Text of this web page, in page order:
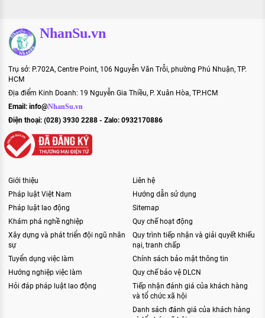
NhanSu.vn
Trụ sở: P.702A, Centre Point, 106 Nguyễn Văn Trỗi, phường Phú Nhuận, TP.
HCM
Địa điểm Kinh Doanh: 19 Nguyễn Gia Thiều, P. Xuân Hòa, TP.HCM
Email: info@NhanSu.vn
Điện thoại: (028) 3930 2288 - Zalo: 0932170886
Giới thiệu
Pháp luật Việt Nam
Pháp luật lao động
Khám phá nghề nghiệp
Xây dựng và phát triển đội ngũ nhân
sự
Tuyển dụng việc làm
Hướng nghiệp việc làm
Hỏi đáp pháp luật lao động
Liên hệ
Hướng dẫn sử dụng
Sitemap
Quy chế hoạt động
Quy trình tiếp nhận và giải quyết khiếu
nại, tranh chấp
Chính sách bảo mật thông tin
Quy chế bảo vệ DLCN
Tiếp nhận đánh giá của khách hàng
và tổ chức xã hội
Danh sách đánh giá của khách hàng